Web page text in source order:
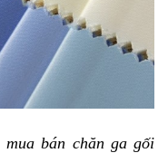
mua bán chăn ga gối